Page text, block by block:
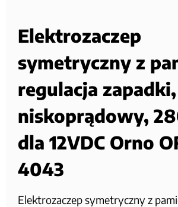
Elektrozaczep
symetryczny z
regulacja zapadki,
niskoprądowy,
dla 12VDC Orno
4043
Elektrozaczep symetryczny z